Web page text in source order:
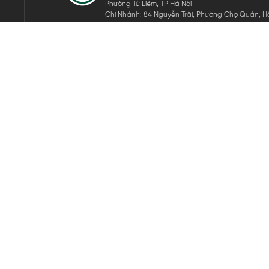
Phường Từ Liêm, TP Hà Nội
Chi Nhánh: 84 Nguyễn Trãi, Phường Chợ Quán,